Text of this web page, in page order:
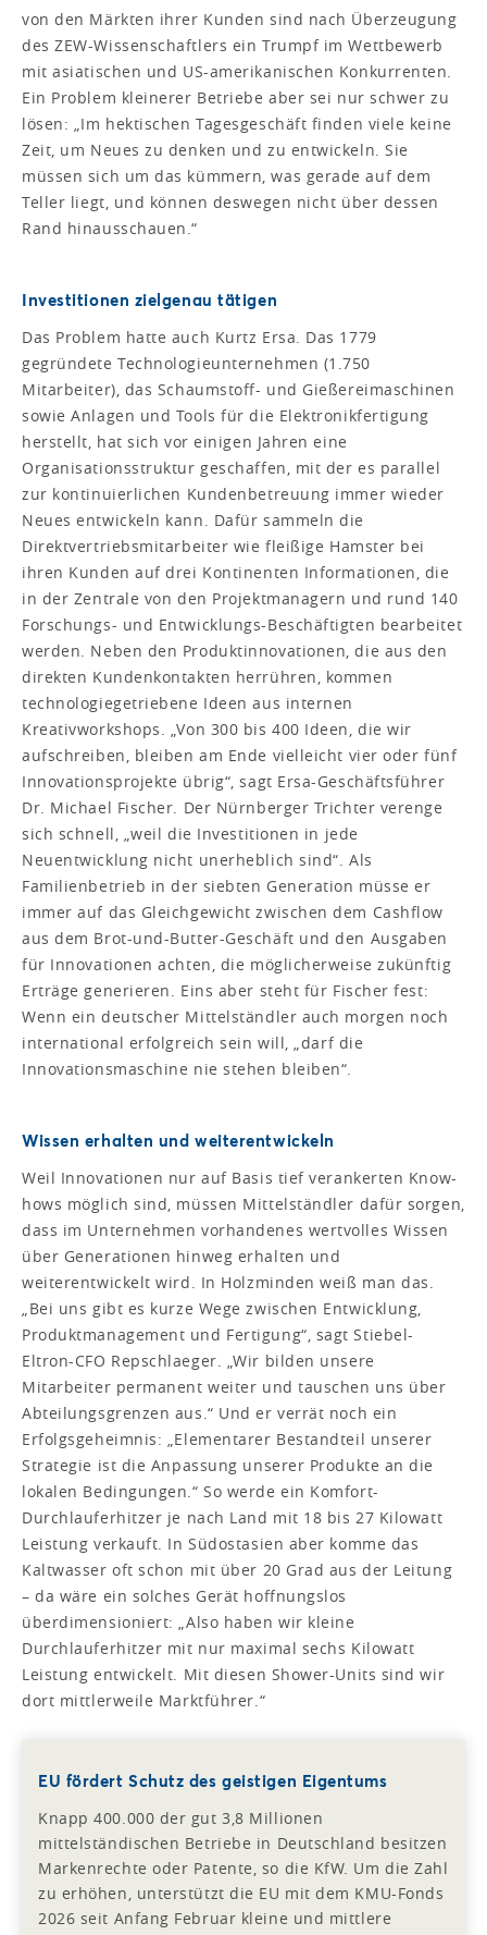
von den Märkten ihrer Kunden sind nach Überzeugung
des ZEW-Wissenschaftlers ein Trumpf im Wettbewerb
mit asiatischen und US-amerikanischen Konkurrenten.
Ein Problem kleinerer Betriebe aber sei nur schwer zu
lösen: „Im hektischen Tagesgeschäft finden viele keine
Zeit, um Neues zu denken und zu entwickeln. Sie
müssen sich um das kümmern, was gerade auf dem
Teller liegt, und können deswegen nicht über dessen
Rand hinausschauen.“
Investitionen zielgenau tätigen
Das Problem hatte auch Kurtz Ersa. Das 1779
gegründete Technologieunternehmen (1.750
Mitarbeiter), das Schaumstoff- und Gießereimaschinen
sowie Anlagen und Tools für die Elektronikfertigung
herstellt, hat sich vor einigen Jahren eine
Organisationsstruktur geschaffen, mit der es parallel
zur kontinuierlichen Kundenbetreuung immer wieder
Neues entwickeln kann. Dafür sammeln die
Direktvertriebsmitarbeiter wie fleißige Hamster bei
ihren Kunden auf drei Kontinenten Informationen, die
in der Zentrale von den Projektmanagern und rund 140
Forschungs- und Entwicklungs-Beschäftigten bearbeitet
werden. Neben den Produktinnovationen, die aus den
direkten Kundenkontakten herrühren, kommen
technologiegetriebene Ideen aus internen
Kreativworkshops. „Von 300 bis 400 Ideen, die wir
aufschreiben, bleiben am Ende vielleicht vier oder fünf
Innovationsprojekte übrig“, sagt Ersa-Geschäftsführer
Dr. Michael Fischer. Der Nürnberger Trichter verenge
sich schnell, „weil die Investitionen in jede
Neuentwicklung nicht unerheblich sind“. Als
Familienbetrieb in der siebten Generation müsse er
immer auf das Gleichgewicht zwischen dem Cashflow
aus dem Brot-und-Butter-Geschäft und den Ausgaben
für Innovationen achten, die möglicherweise zukünftig
Erträge generieren. Eins aber steht für Fischer fest:
Wenn ein deutscher Mittelständler auch morgen noch
international erfolgreich sein will, „darf die
Innovationsmaschine nie stehen bleiben“.
Wissen erhalten und weiterentwickeln
Weil Innovationen nur auf Basis tief verankerten Know-
hows möglich sind, müssen Mittelständler dafür sorgen,
dass im Unternehmen vorhandenes wertvolles Wissen
über Generationen hinweg erhalten und
weiterentwickelt wird. In Holzminden weiß man das.
„Bei uns gibt es kurze Wege zwischen Entwicklung,
Produktmanagement und Fertigung“, sagt Stiebel-
Eltron-CFO Repschlaeger. „Wir bilden unsere
Mitarbeiter permanent weiter und tauschen uns über
Abteilungsgrenzen aus.“ Und er verrät noch ein
Erfolgsgeheimnis: „Elementarer Bestandteil unserer
Strategie ist die Anpassung unserer Produkte an die
lokalen Bedingungen.“ So werde ein Komfort-
Durchlauferhitzer je nach Land mit 18 bis 27 Kilowatt
Leistung verkauft. In Südostasien aber komme das
Kaltwasser oft schon mit über 20 Grad aus der Leitung
– da wäre ein solches Gerät hoffnungslos
überdimensioniert: „Also haben wir kleine
Durchlauferhitzer mit nur maximal sechs Kilowatt
Leistung entwickelt. Mit diesen Shower-Units sind wir
dort mittlerweile Marktführer.“
EU fördert Schutz des geistigen Eigentums
Knapp 400.000 der gut 3,8 Millionen
mittelständischen Betriebe in Deutschland besitzen
Markenrechte oder Patente, so die KfW. Um die Zahl
zu erhöhen, unterstützt die EU mit dem KMU-Fonds
2026 seit Anfang Februar kleine und mittlere